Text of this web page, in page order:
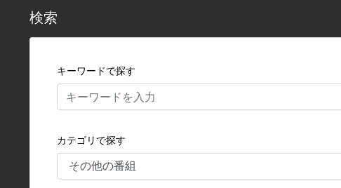
検索
キーワードで探す
カテゴリで探す